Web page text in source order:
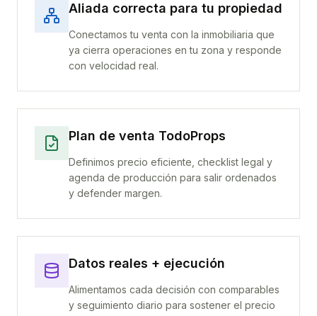
Aliada correcta para tu propiedad
Conectamos tu venta con la inmobiliaria que
ya cierra operaciones en tu zona y responde
con velocidad real.
Plan de venta TodoProps
Definimos precio eficiente, checklist legal y
agenda de producción para salir ordenados
y defender margen.
Datos reales + ejecución
Alimentamos cada decisión con comparables
y seguimiento diario para sostener el precio